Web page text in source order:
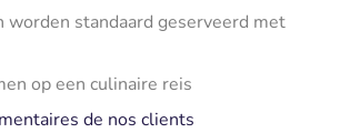
worden standaard geserveerd met
op een culinaire reis
de nos clients